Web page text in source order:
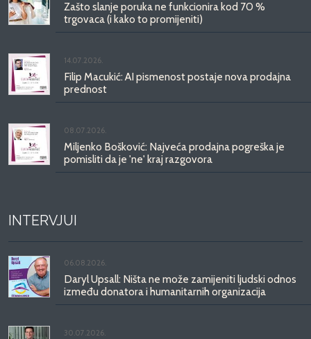
Zašto slanje poruka ne funkcionira kod 70 %
trgovaca (i kako to promijeniti)
14.07.2026.
Filip Macukić: AI pismenost postaje nova prodajna
prednost
08.07.2026.
Miljenko Bošković: Najveća prodajna pogreška je
pomisliti da je 'ne' kraj razgovora
INTERVJUI
06.08.2026.
Daryl Upsall: Ništa ne može zamijeniti ljudski odnos
između donatora i humanitarnih organizacija
30.07.2026.